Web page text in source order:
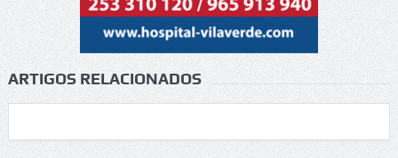
ARTIGOS RELACIONADOS